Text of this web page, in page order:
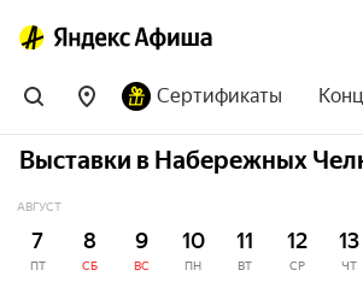
Сертификаты
Выставки в Набережных
АВГУСТ
7
ПТ
8
СБ
9
ВС
10
ПН
11
ВТ
12
СР
13
ЧТ